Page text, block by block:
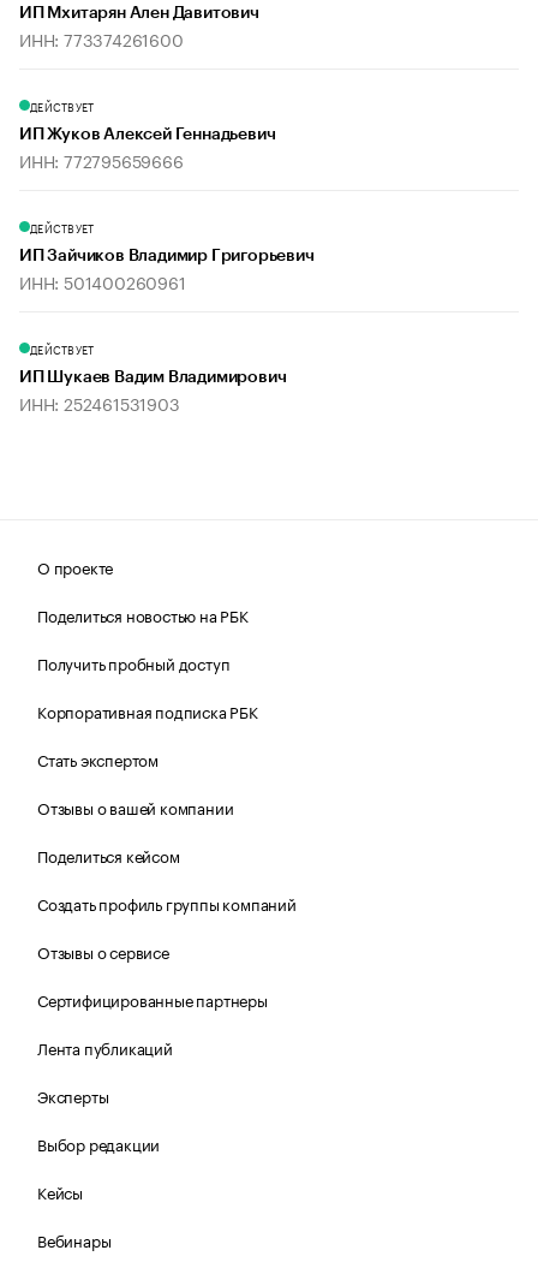
ИП Мхитарян Ален Давитович
ИНН: 773374261600
ДЕЙСТВУЕТ
ИП Жуков Алексей Геннадьевич
ИНН: 772795659666
ДЕЙСТВУЕТ
ИП Зайчиков Владимир Григорьевич
ИНН: 501400260961
ДЕЙСТВУЕТ
ИП Шукаев Вадим Владимирович
ИНН: 252461531903
О проекте
Поделиться новостью на РБК
Получить пробный доступ
Корпоративная подписка РБК
Стать экспертом
Отзывы о вашей компании
Поделиться кейсом
Создать профиль группы компаний
Отзывы о сервисе
Сертифицированные партнеры
Лента публикаций
Эксперты
Выбор редакции
Кейсы
Вебинары